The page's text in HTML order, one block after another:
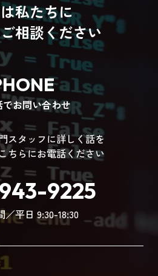
私たちに
相談ください
でお問い合わせ
スタッフに詳しく話を
ちらにお電話ください
9225
／平日 9:30-18:30